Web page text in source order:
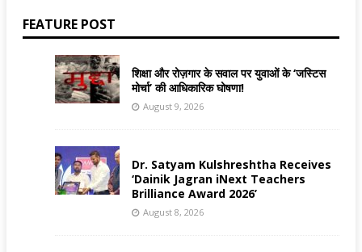
FEATURE POST
शिक्षा और रोज़गार के सवाल पर युवाओं के ‘जस्टिस
मोर्चा’ की आधिकारिक घोषणा!
August 9, 2026
Dr. Satyam Kulshreshtha Receives
‘Dainik Jagran iNext Teachers
Brilliance Award 2026’
August 8, 2026